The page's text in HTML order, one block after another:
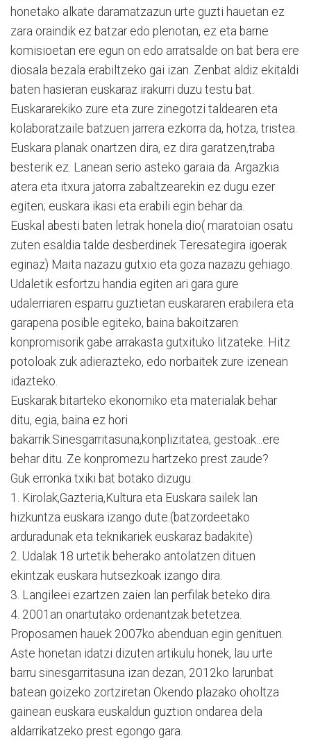
honetako alkate daramatzazun urte guzti hauetan ez
zara oraindik ez batzar edo plenotan, ez eta barne
komisioetan ere egun on edo arratsalde on bat bera ere
diosala bezala erabiltzeko gai izan. Zenbat aldiz ekitaldi
baten hasieran euskaraz irakurri duzu testu bat.
Euskararekiko zure eta zure zinegotzi taldearen eta
kolaboratzaile batzuen jarrera ezkorra da, hotza, tristea.
Euskara planak onartzen dira, ez dira garatzen,traba
besterik ez. Lanean serio asteko garaia da. Argazkia
atera eta itxura jatorra zabaltzearekin ez dugu ezer
egiten; euskara ikasi eta erabili egin behar da.
Euskal abesti baten letrak honela dio( maratoian osatu
zuten esaldia talde desberdinek Teresategira igoerak
eginaz) Maita nazazu gutxio eta goza nazazu gehiago.
Udaletik esfortzu handia egiten ari gara gure
udalerriaren esparru guztietan euskararen erabilera eta
garapena posible egiteko, baina bakoitzaren
konpromisorik gabe arrakasta gutxituko litzateke. Hitz
potoloak zuk adierazteko, edo norbaitek zure izenean
idazteko.
Euskarak bitarteko ekonomiko eta materialak behar
ditu, egia, baina ez hori
bakarrik.Sinesgarritasuna,konplizitatea, gestoak...ere
behar ditu. Ze konpromezu hartzeko prest zaude?
Guk erronka txiki bat botako dizugu.
1. Kirolak,Gazteria,Kultura eta Euskara sailek lan
hizkuntza euskara izango dute.(batzordeetako
arduradunak eta teknikariek euskaraz badakite)
2. Udalak 18 urtetik beherako antolatzen dituen
ekintzak euskara hutsezkoak izango dira.
3. Langileei ezartzen zaien lan perfilak beteko dira.
4. 2001an onartutako ordenantzak betetzea.
Proposamen hauek 2007ko abenduan egin genituen.
Aste honetan idatzi dizuten artikulu honek, lau urte
barru sinesgarritasuna izan dezan, 2012ko larunbat
batean goizeko zortziretan Okendo plazako oholtza
gainean euskara euskaldun guztion ondarea dela
aldarrikatzeko prest egongo gara.